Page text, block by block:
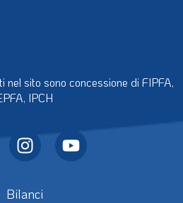
sito sono concessione di FIPFA,
IPCH
Bilanci